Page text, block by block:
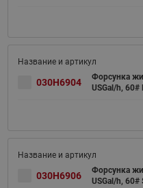
030H6904
Форсунка
USGal/h, 60#
030H6906
Форсунка
USGal/h, 60#